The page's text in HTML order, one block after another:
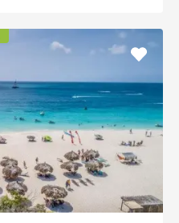
Přidat